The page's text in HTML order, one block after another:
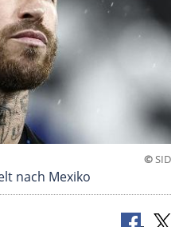
©SID
nach Mexiko